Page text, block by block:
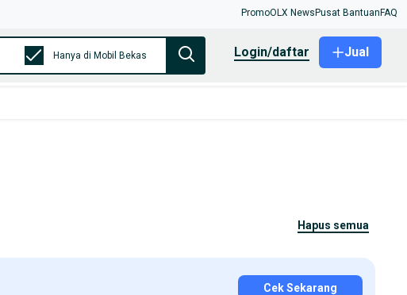
PromoOLX News Pusat Bantuan FAQ
Hanya di Mobil Bekas login/daftar Jual
hapus semua
Cek Sekarang